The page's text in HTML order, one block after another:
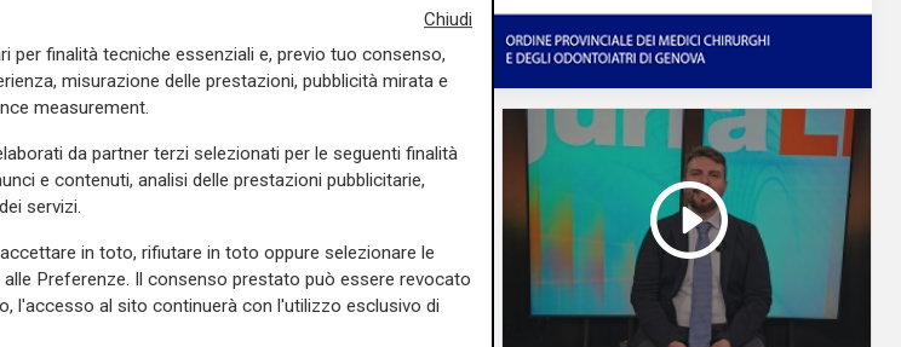
che
studi
la
I
il
Chiudi
per finalità tecniche essenziali e, previo tuo consenso,
misurazione delle prestazioni, pubblicità mirata e
measurement.
da partner terzi selezionati per le seguenti finalità
e contenuti, analisi delle prestazioni pubblicitarie,
servizi.
in toto, rifiutare in toto oppure selezionare le
Preferenze. Il consenso prestato può essere revocato
l'accesso al sito continuerà con l'utilizzo esclusivo di